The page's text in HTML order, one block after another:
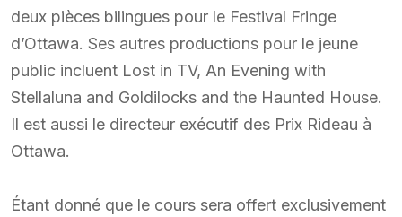
deux pièces bilingues pour le Festival Fringe
d’Ottawa. Ses autres productions pour le jeune
public incluent Lost in TV, An Evening with
Stellaluna and Goldilocks and the Haunted House.
Il est aussi le directeur exécutif des Prix Rideau à
Ottawa.
Étant donné que le cours sera offert exclusivement